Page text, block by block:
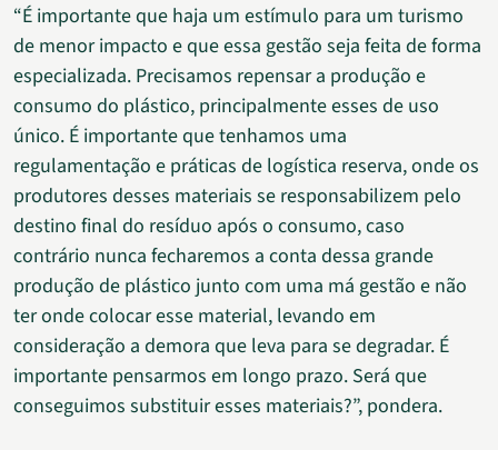
“É importante que haja um estímulo para um turismo
de menor impacto e que essa gestão seja feita de forma
especializada. Precisamos repensar a produção e
consumo do plástico, principalmente esses de uso
único. É importante que tenhamos uma
regulamentação e práticas de logística reserva, onde os
produtores desses materiais se responsabilizem pelo
destino final do resíduo após o consumo, caso
contrário nunca fecharemos a conta dessa grande
produção de plástico junto com uma má gestão e não
ter onde colocar esse material, levando em
consideração a demora que leva para se degradar. É
importante pensarmos em longo prazo. Será que
conseguimos substituir esses materiais?”, pondera.